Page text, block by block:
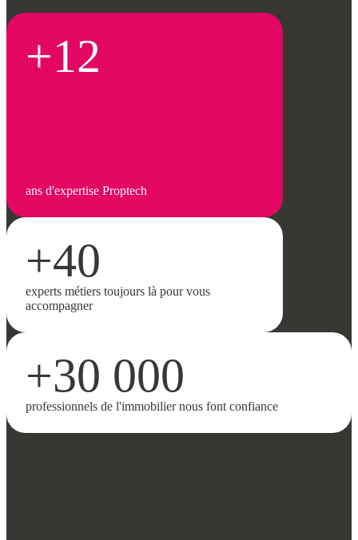
+12
ans d'expertise Proptech
+40
experts métiers toujours là pour vous
accompagner
+30 000
professionnels de l'immobilier nous font confiance